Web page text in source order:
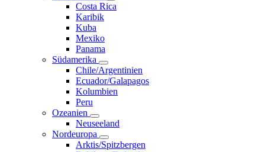
Costa Rica
Karibik
Kuba
Mexiko
Panama
Südamerika
Chile/Argentinien
Ecuador/Galapagos
Kolumbien
Peru
Ozeanien
Neuseeland
Nordeuropa
Arktis/Spitzbergen